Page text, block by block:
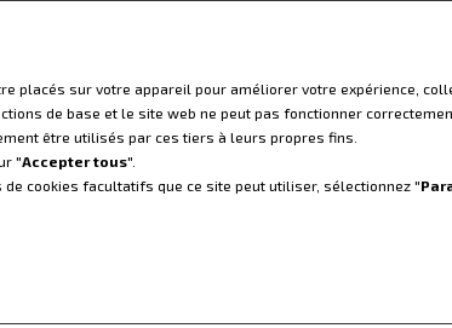
Clutch. Puissance continue,
mode utilisé. EXPERT S-
PLUS
placés sur votre appareil pour améliorer votre expérience,
de base et le site web ne peut pas fonctionner
être utilisés par ces tiers à leurs propres fins.
"Accepter tous".
cookies facultatifs que ce site peut utiliser, sélectionnez "